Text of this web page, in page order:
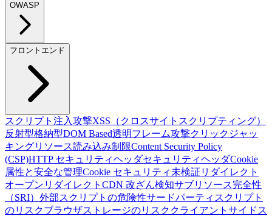
OWASP
フロントエンド
スクリプト注入攻撃XSS（クロスサイトスクリプティング）
反射型格納型DOM Based透明フレーム攻撃クリックジャッ
キングリソース読み込み制限Content Security Policy
(CSP)HTTP セキュリティヘッダセキュリティヘッダCookie
属性と安全な管理Cookie セキュリティ 未検証リダイレクト
オープンリダイレクト CDN 改ざん検知サブリソース完全性
（SRI） 外部スクリプトの危険性サードパーティスクリプト
のリスクブラウザストレージのリスク クライアントサイドス